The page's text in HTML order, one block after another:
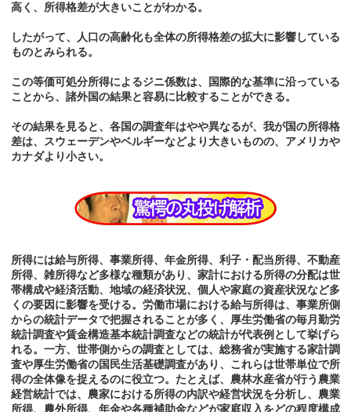
高く、所得格差が大きいことがわかる。
したがって、人口の高齢化も全体の所得格差の拡大に影響している
ものとみられる。
この等価可処分所得によるジニ係数は、国際的な基準に沿っている
ことから、諸外国の結果と容易に比較することができる。
その結果を見ると、各国の調査年はやや異なるが、我が国の所得格
差は、スウェーデンやベルギーなどより大きいものの、アメリカや
カナダより小さい。
所得には給与所得、事業所得、年金所得、利子・配当所得、不動産
所得、雑所得など多様な種類があり、家計における所得の分配は世
帯構成や経済活動、地域の経済状況、個人や家庭の資産状況など多
くの要因に影響を受ける。労働市場における給与所得は、事業所側
からの統計データで把握されることが多く、厚生労働省の毎月勤労
統計調査や賃金構造基本統計調査などの統計が代表例として挙げら
れる。一方、世帯側からの調査としては、総務省が実施する家計調
査や厚生労働省の国民生活基礎調査があり、これらは世帯単位で所
得の全体像を捉えるのに役立つ。たとえば、農林水産省が行う農業
経営統計では、農家における所得の内訳や経営状況を分析し、農業
所得、農外所得、年金や各種補助金などが家庭収入をどの程度構成